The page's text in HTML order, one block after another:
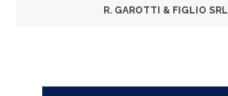
R. GAROTTI & FIGLIO SRL